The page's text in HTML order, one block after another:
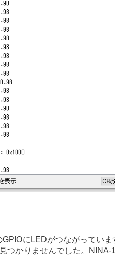
にLEDがつながってい
つかりませんでした。